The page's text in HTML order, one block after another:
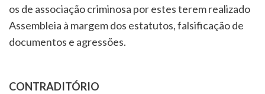
os de associação criminosa por estes terem realizado
Assembleia à margem dos estatutos, falsificação de
documentos e agressões.
CONTRADITÓRIO